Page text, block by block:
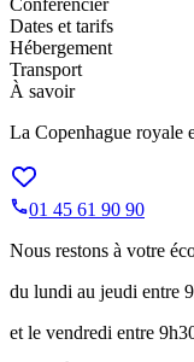
Conférencier
Dates et tarifs
Hébergement
Transport
À savoir
La Copenhague royale
01 45 61 90 90
Nous restons à votre
du lundi au jeudi entre
et le vendredi entre